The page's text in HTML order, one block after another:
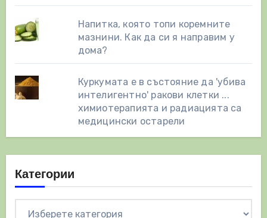
Напитка, която топи коремните
мазнини. Как да си я направим у
дома?
Куркумата е в състояние да 'убива
интелигентно' ракови клетки ...
химиотерапията и радиацията са
медицински остарели
Категории